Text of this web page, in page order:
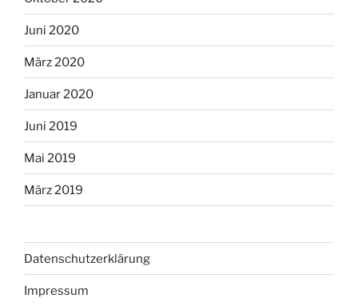
Juni 2020
März 2020
Januar 2020
Juni 2019
Mai 2019
März 2019
Datenschutzerklärung
Impressum